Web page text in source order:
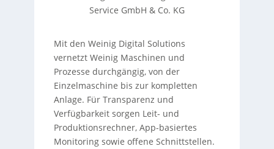
Service GmbH & Co. KG
Mit den Weinig Digital Solutions
vernetzt Weinig Maschinen und
Prozesse durchgängig, von der
Einzelmaschine bis zur kompletten
Anlage. Für Transparenz und
Verfügbarkeit sorgen Leit- und
Produktionsrechner, App-basiertes
Monitoring sowie offene Schnittstellen.